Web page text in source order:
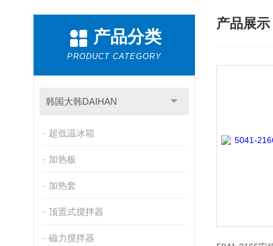
产品分类
PRODUCT CATEGORY
韩国大韩DAIHAN
超低温冰箱
加热板
加热套
顶置式搅拌器
磁力搅拌器
产品展示